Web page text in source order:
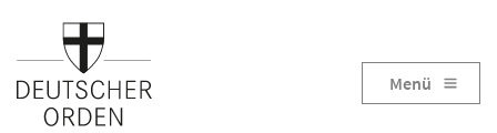
Menü